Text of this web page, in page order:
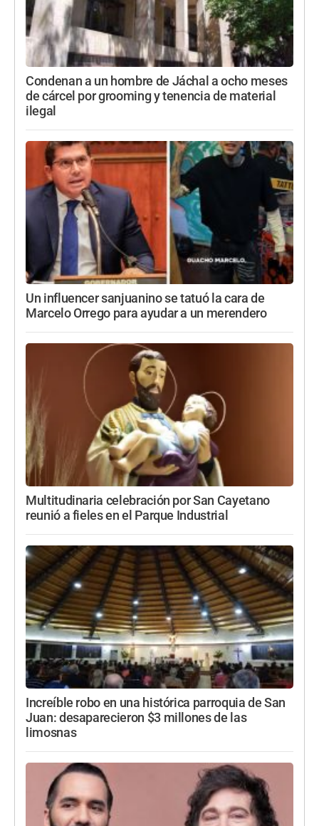
Condenan a un hombre de Jáchal a ocho meses
de cárcel por grooming y tenencia de material
ilegal
Un influencer sanjuanino se tatuó la cara de
Marcelo Orrego para ayudar a un merendero
Multitudinaria celebración por San Cayetano
reunió a fieles en el Parque Industrial
Increíble robo en una histórica parroquia de San
Juan: desaparecieron $3 millones de las
limosnas